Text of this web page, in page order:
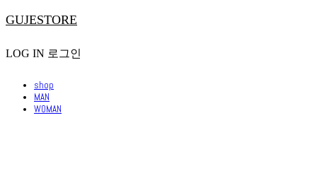
GUJESTORE
LOG IN 로그인
shop
MAN
WOMAN